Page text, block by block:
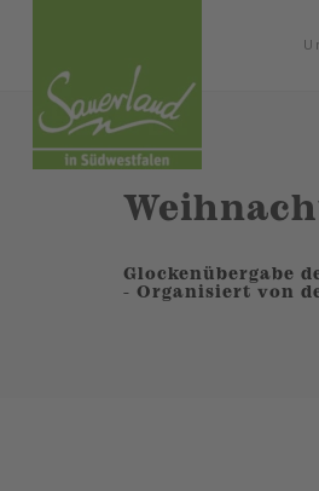
Glockenübergabe
- Organisiert von